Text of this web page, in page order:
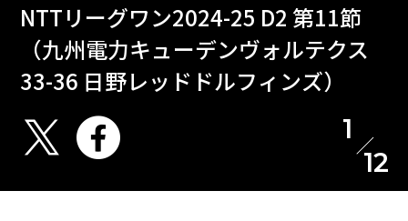
NTTリーグワン2024-25 D2 第11節
（九州電力キューデンヴォルテクス
33-36 日野レッドドルフィンズ）
1
12